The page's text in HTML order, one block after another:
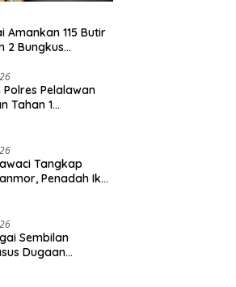
115 Butir
2 Bungkus
Pelalawan
Tahan 1
Tangkap
Penadah Ikut
Sembilan
Dugaan